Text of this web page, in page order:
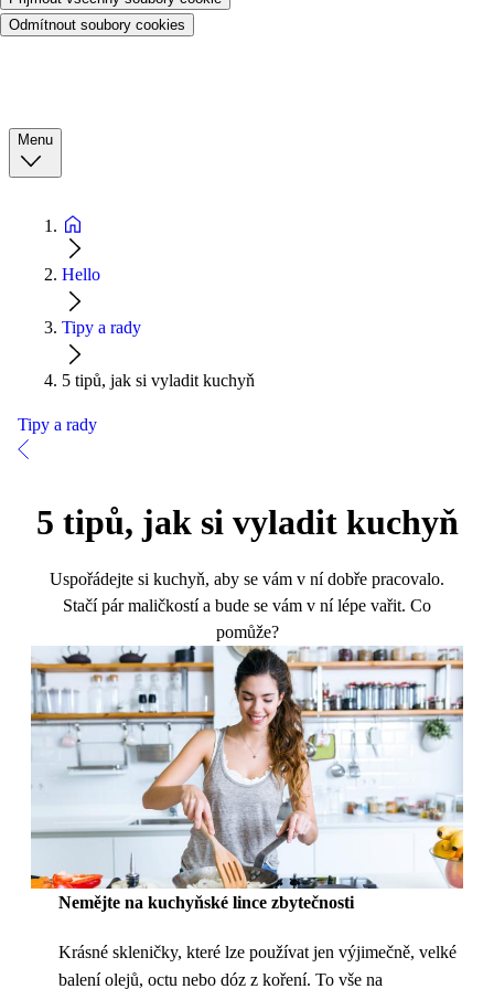
Odmítnout soubory cookies
Menu
Hello
Tipy a rady
5 tipů, jak si vyladit kuchyň
Tipy a rady
5 tipů, jak si vyladit kuchyň
Uspořádejte si kuchyň, aby se vám v ní dobře pracovalo.
Stačí pár maličkostí a bude se vám v ní lépe vařit. Co
pomůže?
Nemějte na kuchyňské lince zbytečnosti
Krásné skleničky, které lze používat jen výjimečně, velké
balení olejů, octu nebo dóz z koření. To vše na